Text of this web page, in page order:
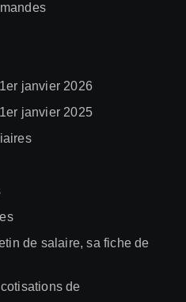
janvier 2026
janvier 2025
de salaire, sa fiche de
de